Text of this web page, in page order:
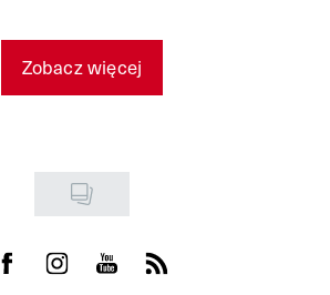
Zobacz więcej
Visit us on Facebook
Visit us on Instagram
Visit us on Youtube
Visit us on Rss